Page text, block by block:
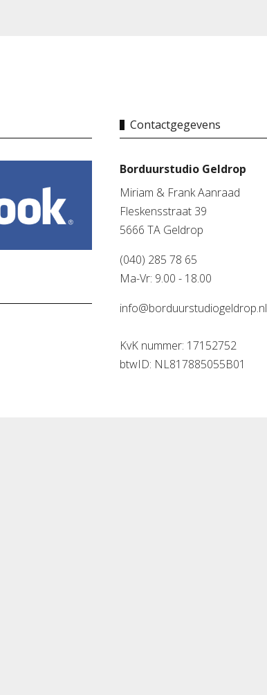
Contactgegevens
Borduurstudio Geldrop
Miriam & Frank Aanraad
Fleskensstraat 39
5666 TA Geldrop
(040) 285 78 65
Ma-Vr: 9.00 - 18.00
info@borduurstudiogeldrop.nl
KvK nummer: 17152752
btwID: NL817885055B01